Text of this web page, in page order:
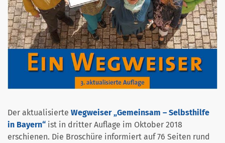
Der aktualisierte Wegweiser „Gemeinsam – Selbsthilfe
in Bayern“ ist in dritter Auflage im Oktober 2018
erschienen. Die Broschüre informiert auf 76 Seiten rund